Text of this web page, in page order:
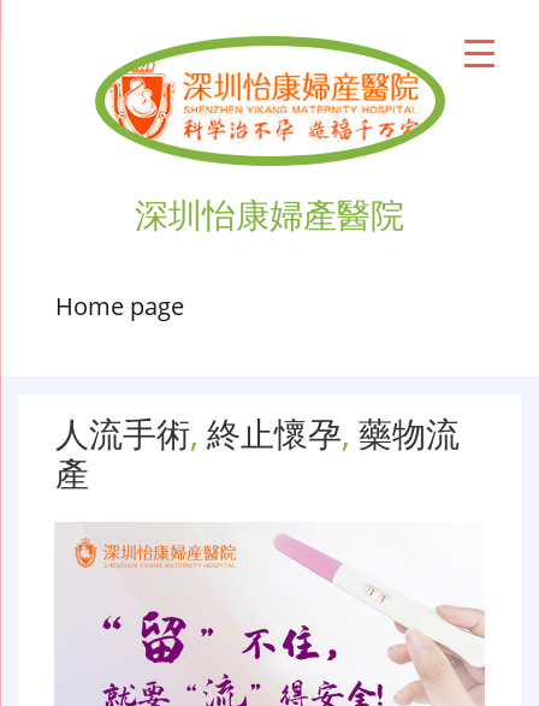
深圳怡康婦產醫院
Home page
人流手術, 終止懷孕, 藥物流
產